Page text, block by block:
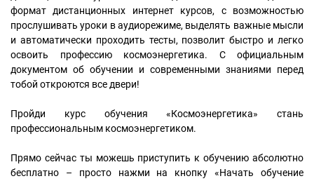
формат дистанционных интернет курсов, с возможностью
прослушивать уроки в аудиорежиме, выделять важные мысли
и автоматически проходить тесты, позволит быстро и легко
освоить профессию космоэнергетика. С официальным
документом об обучении и современными знаниями перед
тобой откроются все двери!
Пройди курс обучения «Космоэнергетика» стань
профессиональным космоэнергетиком.
Прямо сейчас ты можешь приступить к обучению абсолютно
бесплатно – просто нажми на кнопку «Начать обучение